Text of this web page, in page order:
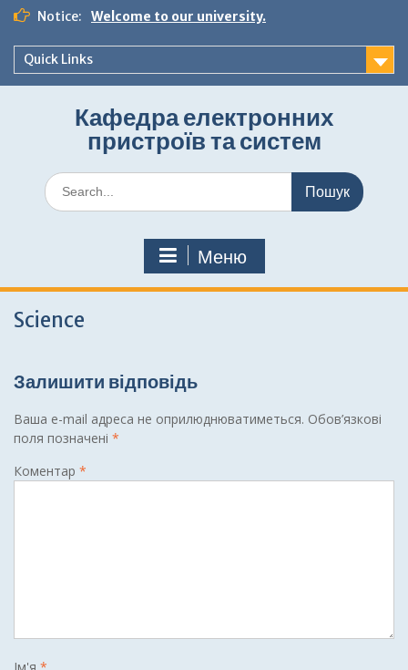
Перейти
вмісту
Notice: Welcome to our university.
Quick Links
Кафедра електронних
пристроїв та систем
Шукати:
Меню
Science
Залишити відповідь
Ваша e-mail адреса не оприлюднюватиметься. Обов’язкові
поля позначені *
Коментар *